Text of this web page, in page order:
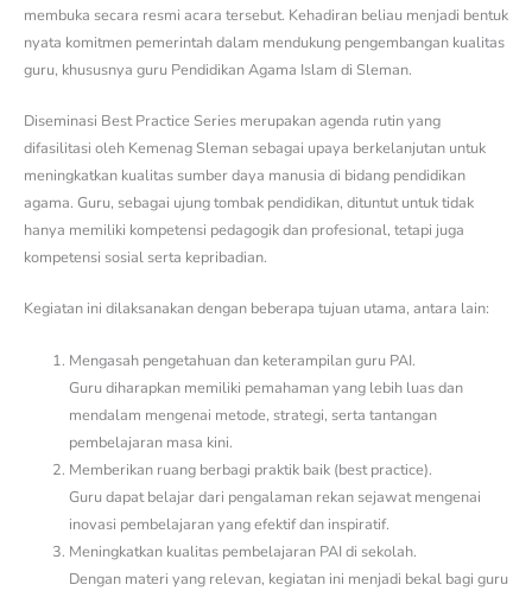
membuka secara resmi acara tersebut. Kehadiran beliau menjadi bentuk
nyata komitmen pemerintah dalam mendukung pengembangan kualitas
guru, khususnya guru Pendidikan Agama Islam di Sleman.
Diseminasi Best Practice Series merupakan agenda rutin yang
difasilitasi oleh Kemenag Sleman sebagai upaya berkelanjutan untuk
meningkatkan kualitas sumber daya manusia di bidang pendidikan
agama. Guru, sebagai ujung tombak pendidikan, dituntut untuk tidak
hanya memiliki kompetensi pedagogik dan profesional, tetapi juga
kompetensi sosial serta kepribadian.
Kegiatan ini dilaksanakan dengan beberapa tujuan utama, antara lain:
Mengasah pengetahuan dan keterampilan guru PAI.
Guru diharapkan memiliki pemahaman yang lebih luas dan
mendalam mengenai metode, strategi, serta tantangan
pembelajaran masa kini.
Memberikan ruang berbagi praktik baik (best practice).
Guru dapat belajar dari pengalaman rekan sejawat mengenai
inovasi pembelajaran yang efektif dan inspiratif.
Meningkatkan kualitas pembelajaran PAI di sekolah.
Dengan materi yang relevan, kegiatan ini menjadi bekal bagi guru